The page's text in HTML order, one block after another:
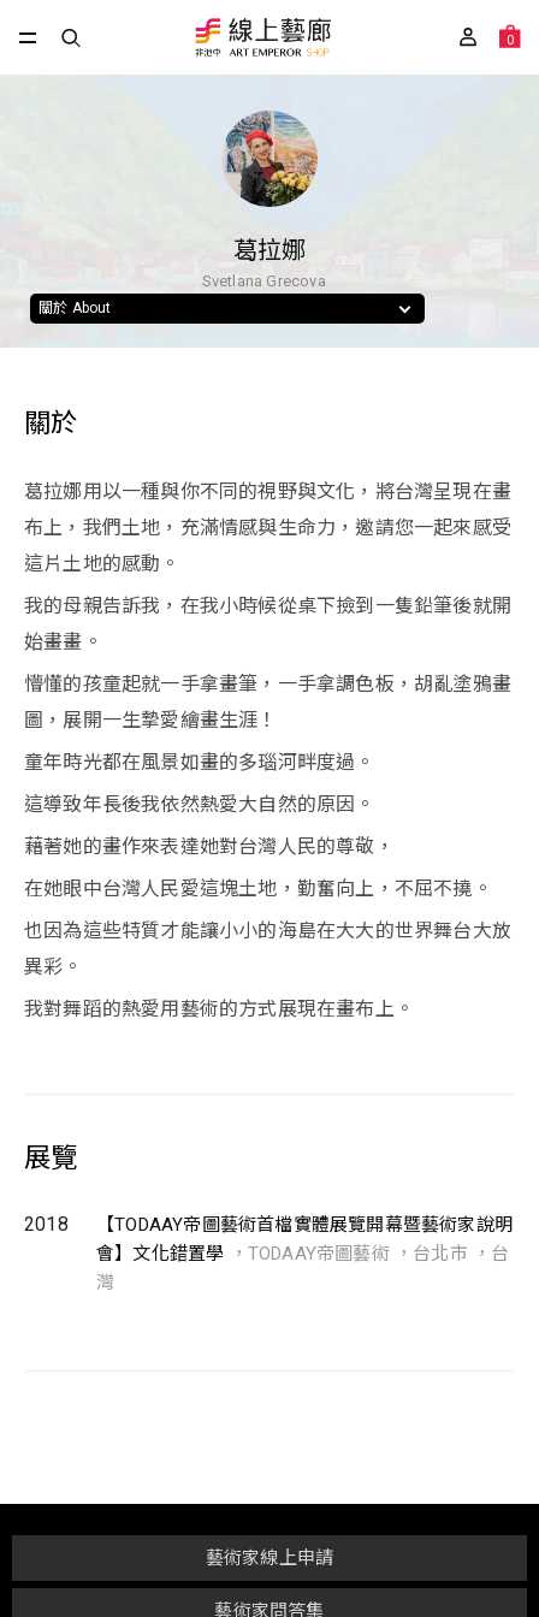
0
葛拉娜
Svetlana Grecova
關於 About
關於
葛拉娜用以一種與你不同的視野與文化，將台灣呈現在畫
布上，我們土地，充滿情感與生命力，邀請您一起來感受
這片土地的感動。
我的母親告訴我，在我小時候從桌下撿到一隻鉛筆後就開
始畫畫。
懵懂的孩童起就一手拿畫筆，一手拿調色板，胡亂塗鴉畫
圖，展開一生摯愛繪畫生涯！
童年時光都在風景如畫的多瑙河畔度過。
這導致年長後我依然熱愛大自然的原因。
藉著她的畫作來表達她對台灣人民的尊敬，
在她眼中台灣人民愛這塊土地，勤奮向上，不屈不撓。
也因為這些特質才能讓小小的海島在大大的世界舞台大放
異彩。
我對舞蹈的熱愛用藝術的方式展現在畫布上。
展覽
2018
【TODAAY帝圖藝術首檔實體展覽開幕暨藝術家說明
會】文化錯置學 ，TODAAY帝圖藝術 ，台北市 ，台
灣
藝術家問答集
藝術家線上申請